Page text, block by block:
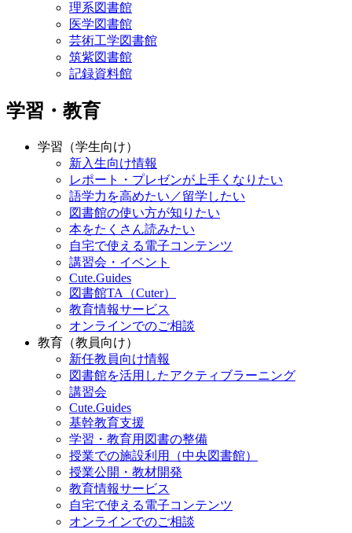
理系図書館
医学図書館
芸術工学図書館
筑紫図書館
記録資料館
学習・教育
学習（学生向け）
新入生向け情報
レポート・プレゼンが上手くなりたい
語学力を高めたい／留学したい
図書館の使い方が知りたい
本をたくさん読みたい
自宅で使える電子コンテンツ
講習会・イベント
Cute.Guides
図書館TA（Cuter）
教育情報サービス
オンラインでのご相談
教育（教員向け）
新任教員向け情報
図書館を活用したアクティブラーニング
講習会
Cute.Guides
基幹教育支援
学習・教育用図書の整備
授業での施設利用（中央図書館）
授業公開・教材開発
教育情報サービス
自宅で使える電子コンテンツ
オンラインでのご相談